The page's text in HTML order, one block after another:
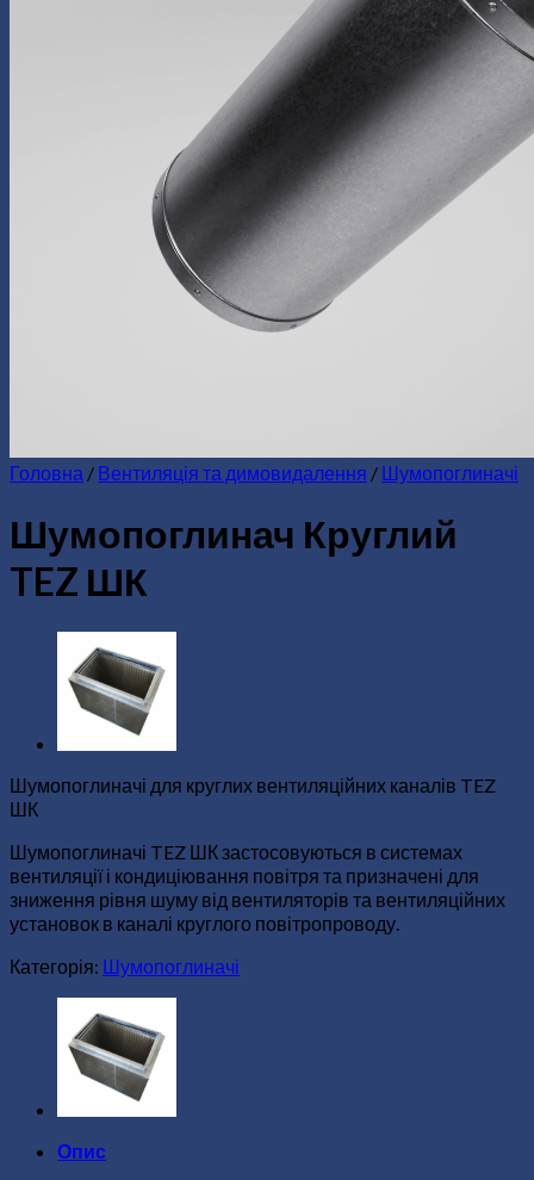
Головна / Вентиляція та димовидалення / Шумопоглиначі
Шумопоглинач Круглий
TEZ ШК
Шумопоглиначі для круглих вентиляційних каналів TEZ
ШК
Шумопоглиначі TEZ ШК застосовуються в системах
вентиляції і кондиціювання повітря та призначені для
зниження рівня шуму від вентиляторів та вентиляційних
установок в каналі круглого повітропроводу.
Категорія: Шумопоглиначі
Опис